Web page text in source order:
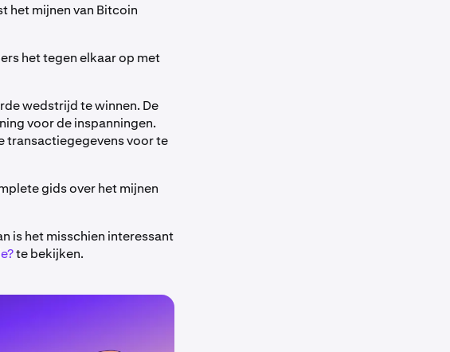
het mijnen van Bitcoin
het tegen elkaar op met
wedstrijd te winnen. De
voor de inspanningen.
transactiegegevens voor te
gids over het mijnen
is het misschien interessant
te bekijken.